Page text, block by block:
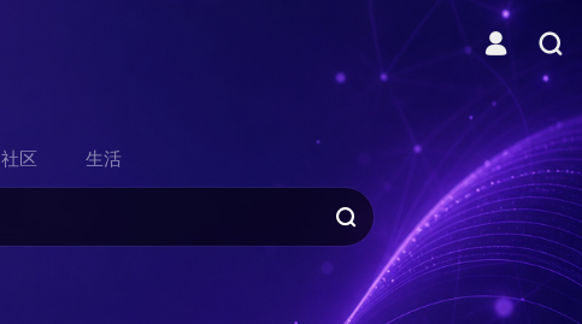
社区 生活